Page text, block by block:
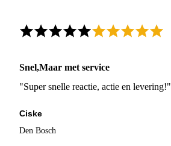
Snel,Maar met service
"Super snelle reactie, actie en levering!"
Ciske
Den Bosch